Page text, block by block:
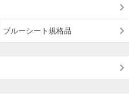
ブルーシート規格品